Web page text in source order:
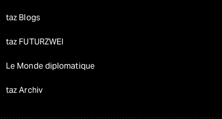
taz Blogs
taz FUTURZWEI
Le Monde diplomatique
taz Archiv